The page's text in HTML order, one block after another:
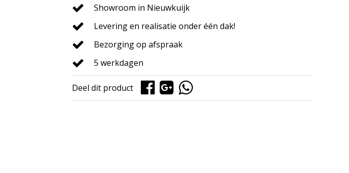
Showroom in Nieuwkuijk
Levering en realisatie onder één dak!
Bezorging op afspraak
5 werkdagen
Deel dit product